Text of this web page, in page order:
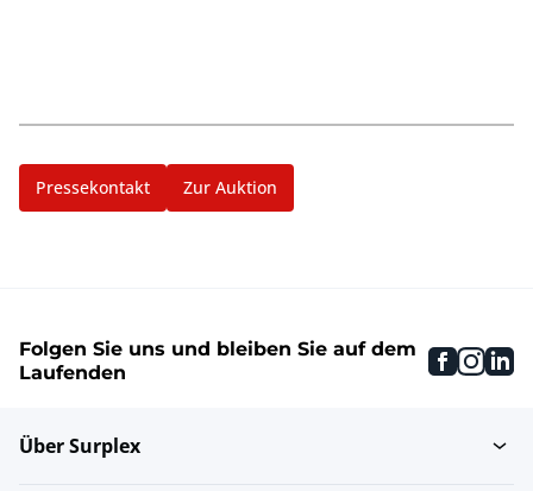
Pressekontakt Zur Auktion
Folgen Sie uns und bleiben Sie auf dem
Laufenden
Über Surplex